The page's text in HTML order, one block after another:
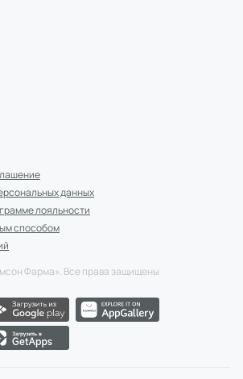
данных
лояльности
способом
Фарма». Все права защищены